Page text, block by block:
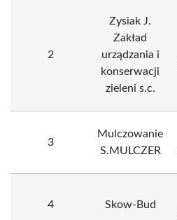
2
Zysiak J.
Zakład
urządzania i
konserwacji
zieleni s.c.
3
Mulczowanie
S.MULCZER
4 Skow-Bud